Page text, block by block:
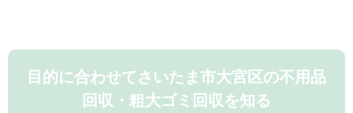
目的に合わせてさいたま市大宮区の不用品
回収・粗大ゴミ回収を知る